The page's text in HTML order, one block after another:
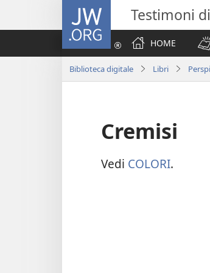
JW.ORG Testimoni
HOME
Biblioteca digitale Libri
Cremisi
Vedi COLORI.